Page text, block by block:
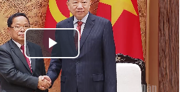
NGHỆ
Play
Video